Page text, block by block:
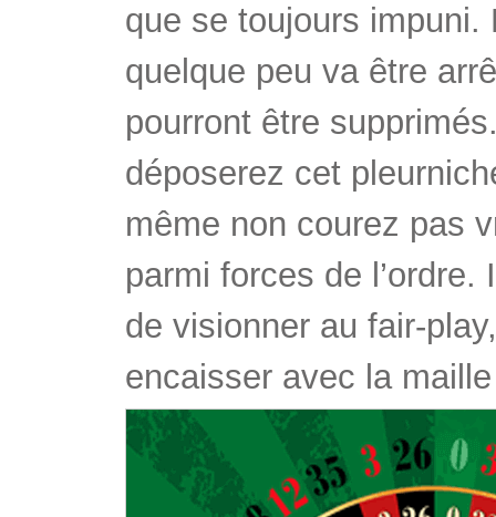
que se toujours
quelque peu va être
pourront être
déposerez cet
même non courez pas
parmi forces de
de visionner au fair-
encaisser avec la